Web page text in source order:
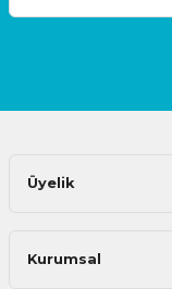
Üyelik
Kurumsal